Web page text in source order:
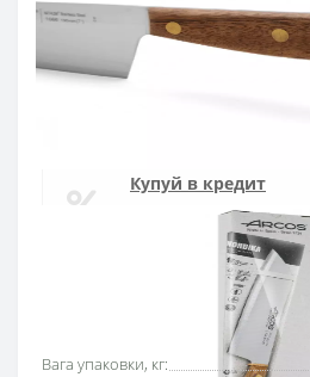
Основні характеристики
Вага упаковки, кг:
Доставка протягом 1-3
Купуй в кредит
Оплата частинами або
від ПриватБанку